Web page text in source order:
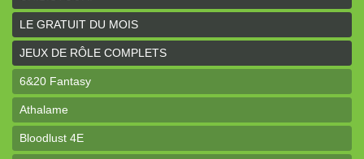
LE GRATUIT DU MOIS
JEUX DE RÔLE COMPLETS
6&20 Fantasy
Athalame
Bloodlust 4E